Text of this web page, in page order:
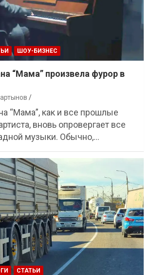
ШОУ-БИЗНЕС
“Мама” произвела фурор в
“Мама”, как и все прошлые
вновь опровергает все
музыки. Обычно,…
СТАТЬИ